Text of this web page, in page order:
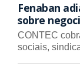
Fenaban
sobre
CONTEC
sociais,